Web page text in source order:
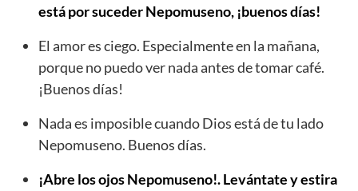
está por suceder Nepomuseno, ¡buenos días!
El amor es ciego. Especialmente en la mañana,
porque no puedo ver nada antes de tomar café.
¡Buenos días!
Nada es imposible cuando Dios está de tu lado
Nepomuseno. Buenos días.
¡Abre los ojos Nepomuseno!. Levántate y estira